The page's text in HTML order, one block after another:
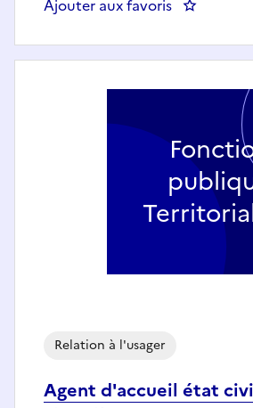
Ajouter aux favoris :
Agent d'accueil état
Relation à l'usager